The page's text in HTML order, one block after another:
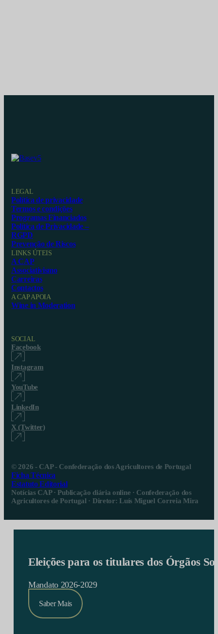
LEGAL
Política de privacidade
Termos e condições
Programas Financiados
Política de Privacidade –
RGPD
Prevenção de Riscos
LINKS ÚTEIS
A CAP
Associativismo
Carreiras
Contactos
A CAP APOIA
Wine in Moderation
SOCIAL
Facebook
Instagram
YouTube
LinkedIn
X (Twitter)
© 2026 - CAP - Confederação dos Agricultores de Portugal
Ficha Técnica
Estatuto Editorial
Notícias CAP · Publicação diária online · Confederação dos
Agricultores de Portugal · Diretor: Luís Miguel Correia Mira
Eleições para os titulares dos Órgãos
Mandato 2026-2029
Saber Mais